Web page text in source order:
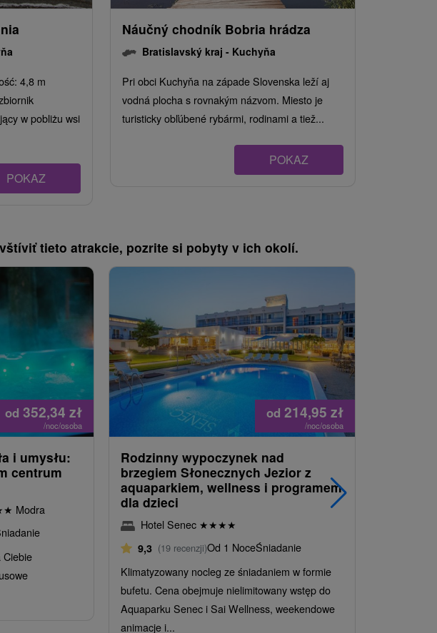
4,8 m
w pobliżu wsi
POKAZ
Náučný chodník Bobria hrádza
Bratislavský kraj - Kuchyňa
Pri obci Kuchyňa na západe Slovenska leží aj
vodná plocha s rovnakým názvom. Miesto je
turisticky obľúbené rybármi, rodinami a tiež...
POKAZ
tieto atrakcie, pozrite si pobyty v ich okolí.
od 352,34 zł
/noc/osoba
i umysłu:
centrum
★ Modra
Ciebie
od 214,95 zł
/noc/osoba
Rodzinny wypoczynek nad
brzegiem Słonecznych Jezior z
aquaparkiem, wellness i programem
dla dzieci
Hotel Senec ★★★★
9,3 (19 recenzji)Od 1 NoceŚniadanie
Klimatyzowany nocleg ze śniadaniem w formie
bufetu. Cena obejmuje nielimitowany wstęp do
Aquaparku Senec i Sai Wellness, weekendowe
animacje i...